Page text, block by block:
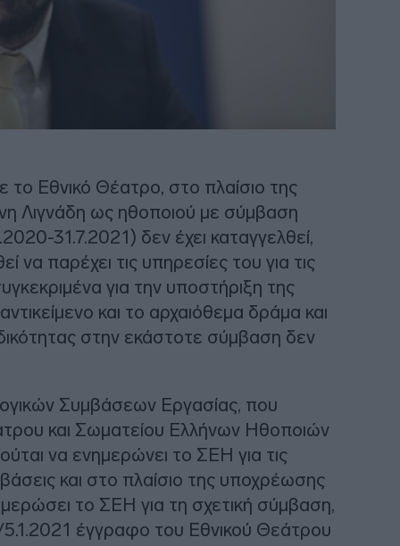
το Εθνικό Θέατρο, στο πλαίσιο της
Λιγνάδη ως ηθοποιού με σύμβαση
31.7.2021) δεν έχει καταγγελθεί,
παρέχει τις υπηρεσίες του για τις
για την υποστήριξη της
και το αρχαιόθεμα δράμα και
στην εκάστοτε σύμβαση δεν
Συμβάσεων Εργασίας, που
και Σωματείου Ελλήνων Ηθοποιών
να ενημερώνει το ΣΕΗ για τις
και στο πλαίσιο της υποχρέωσης
το ΣΕΗ για τη σχετική σύμβαση,
έγγραφο του Εθνικού Θεάτρου